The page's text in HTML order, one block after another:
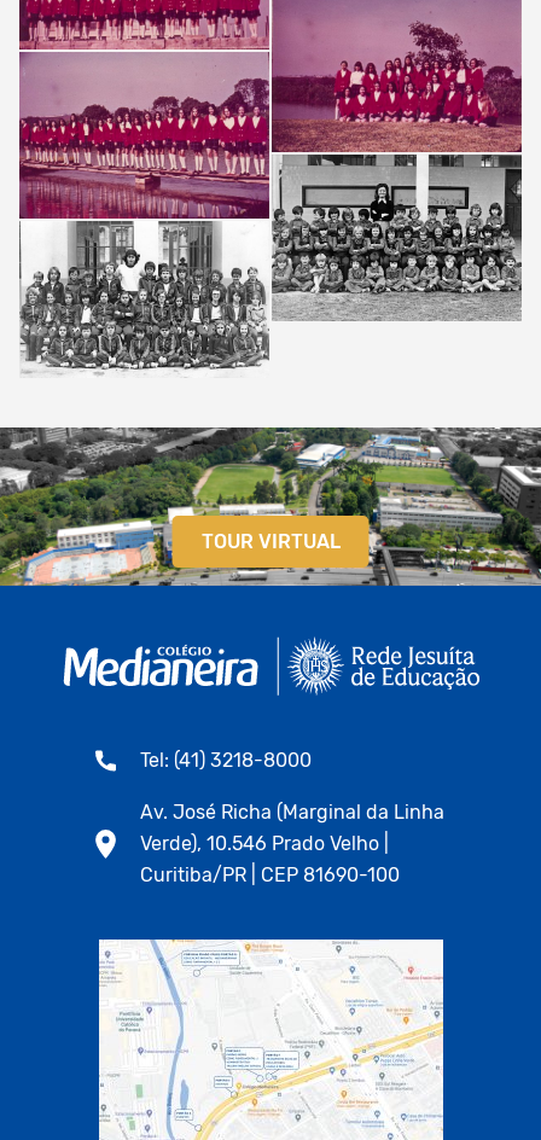
TOUR VIRTUAL
Tel: (41) 3218-8000
Av. José Richa (Marginal da Linha
Verde), 10.546 Prado Velho |
Curitiba/PR | CEP 81690-100